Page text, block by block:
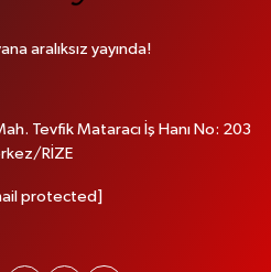
aralıksız yayında!
Tevfik Mataracı İş Hanı No: 203
RİZE
protected]